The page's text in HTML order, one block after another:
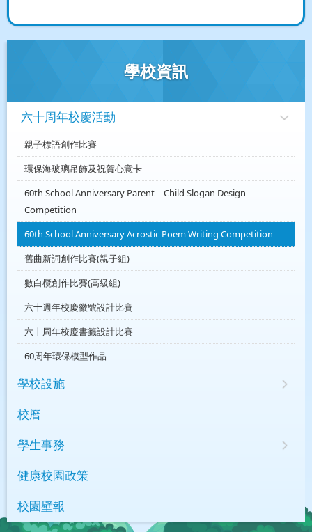
學校資訊
六十周年校慶活動
親子標語創作比賽
環保海玻璃吊飾及祝賀心意卡
60th School Anniversary Parent – Child Slogan Design
Competition
60th School Anniversary Acrostic Poem Writing Competition
舊曲新詞創作比賽(親子組)
數白欖創作比賽(高級組)
六十週年校慶徽號設計比賽
六十周年校慶書籤設計比賽
60周年環保模型作品
學校設施
校曆
學生事務
健康校園政策
校園壁報